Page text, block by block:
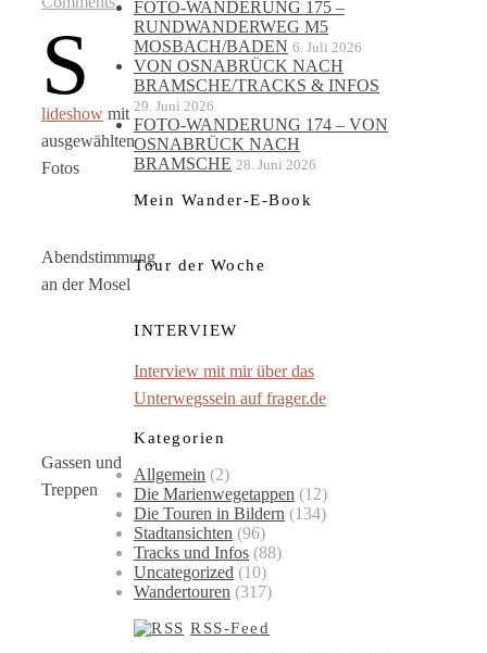
S
lideshow mit
ausgewählten
Fotos
Abendstimmung
an der Mosel
Gassen und
Treppen
FOTO-WANDERUNG 175 –
RUNDWANDERWEG M5
MOSBACH/BADEN 6. Juli 2026
VON OSNABRÜCK NACH
BRAMSCHE/TRACKS & INFOS
29. Juni 2026
FOTO-WANDERUNG 174 – VON
OSNABRÜCK NACH
BRAMSCHE 28. Juni 2026
Mein Wander-E-Book
Tour der Woche
INTERVIEW
Interview mit mir über das
Unterwegssein auf frager.de
Kategorien
Allgemein (2)
Die Marienwegetappen (12)
Die Touren in Bildern (134)
Stadtansichten (96)
Tracks und Infos (88)
Uncategorized (10)
Wandertouren (317)
RSS-Feed